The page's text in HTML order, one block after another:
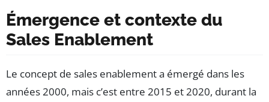
Émergence et contexte du
Sales Enablement
Le concept de sales enablement a émergé dans les
années 2000, mais c’est entre 2015 et 2020, durant la